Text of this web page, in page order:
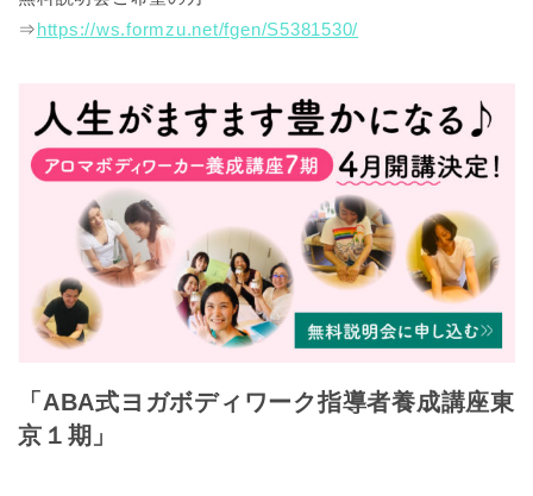
⇒https://ws.formzu.net/fgen/S5381530/
「ABA式ヨガボディワーク指導者養成講座東
京１期」